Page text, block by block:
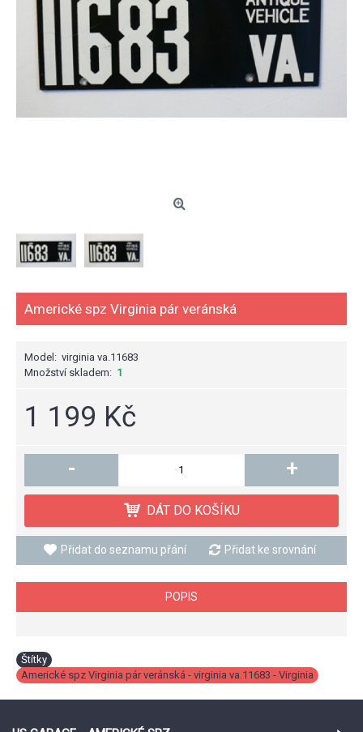
Americké spz Virginia pár veránská
Model: virginia va.11683
Množství skladem: 1
1 199 Kč
- +
DÁT DO KOŠÍKU
Přidat do seznamu přání Přidat ke srovnání
POPIS
Štítky
Americké spz Virginia pár veránská - virginia va.11683 - Virginia